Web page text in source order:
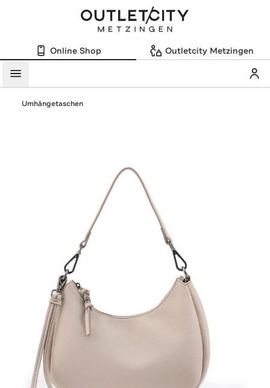
Online Shop Outletcity Metzingen
Menü
Umhängetaschen